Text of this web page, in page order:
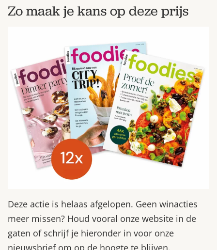
Zo maak je kans op deze prijs
Deze actie is helaas afgelopen. Geen winacties
meer missen? Houd vooral onze website in de
gaten of schrijf je hieronder in voor onze
nieuwsbrief om op de hoogte te blijven.